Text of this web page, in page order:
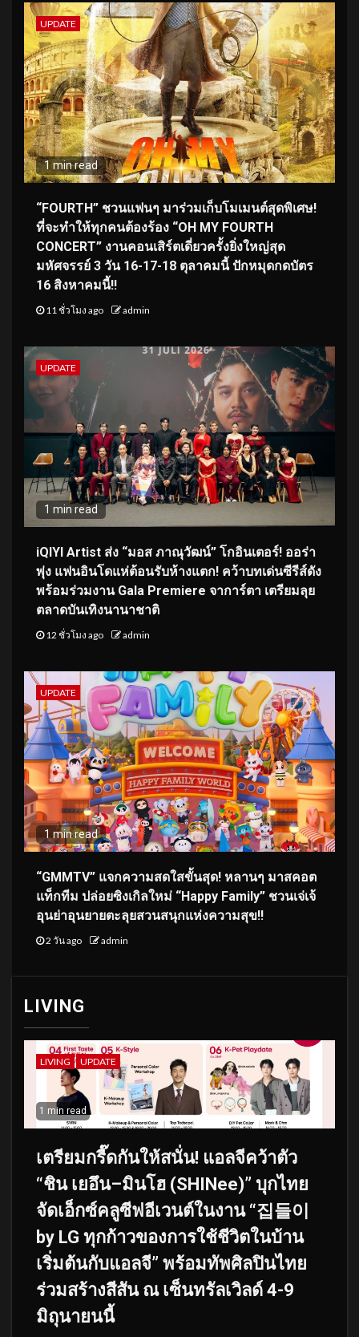
UPDATE
1 min read
“FOURTH” ชวนแฟนๆ มาร่วมเก็บโมเมนต์สุดพิเศษ!
ที่จะทำให้ทุกคนต้องร้อง “OH MY FOURTH
CONCERT” งานคอนเสิร์ตเดี่ยวครั้งยิ่งใหญ่สุด
มหัศจรรย์ 3 วัน 16-17-18 ตุลาคมนี้ ปักหมุดกดบัตร
16 สิงหาคมนี้!!
11 ชั่วโมง ago admin
UPDATE
1 min read
iQIYI Artist ส่ง “มอส ภาณุวัฒน์” โกอินเตอร์! ออร่า
พุ่ง แฟนอินโดแห่ต้อนรับห้างแตก! คว้าบทเด่นซีรีส์ดัง
พร้อมร่วมงาน Gala Premiere จาการ์ตา เตรียมลุย
ตลาดบันเทิงนานาชาติ
12 ชั่วโมง ago admin
UPDATE
1 min read
“GMMTV” แจกความสดใสขั้นสุด! หลานๆ มาสคอต
แท็กทีม ปล่อยซิงเกิลใหม่ “Happy Family” ชวนเจ่เจ้
อุนย่าอุนยายตะลุยสวนสนุกแห่งความสุข!!
2 วัน ago admin
LIVING
LIVING UPDATE
1 min read
เตรียมกรี๊ดกันให้สนั่น! แอลจีคว้าตัว
“ชิน เยอึน–มินโฮ (SHINee)” บุกไทย
จัดเอ็กซ์คลูซีฟอีเวนต์ในงาน “집들이
by LG ทุกก้าวของการใช้ชีวิตในบ้าน
เริ่มต้นกับแอลจี” พร้อมทัพศิลปินไทย
ร่วมสร้างสีสัน ณ เซ็นทรัลเวิลด์ 4-9
มิถุนายนนี้